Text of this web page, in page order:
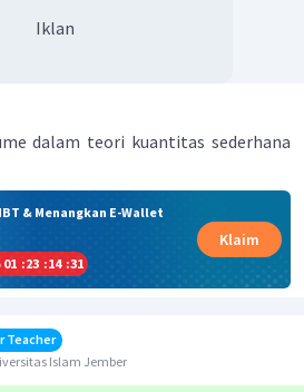
Iklan
dalam teori kuantitas sederhana
& Menangkan E-Wallet
01 :23 :14 :31
Klaim
Teacher
Islam Jember